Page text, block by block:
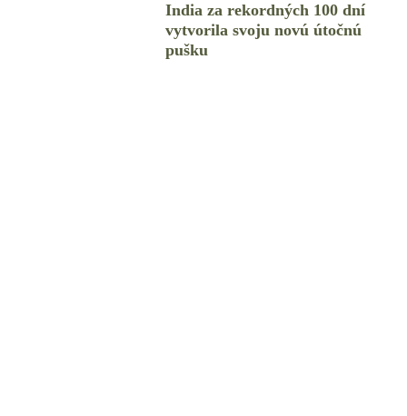
India za rekordných 100 dní
vytvorila svoju novú útočnú
pušku